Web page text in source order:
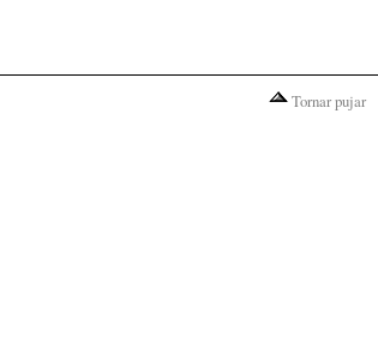
Tornar pujar